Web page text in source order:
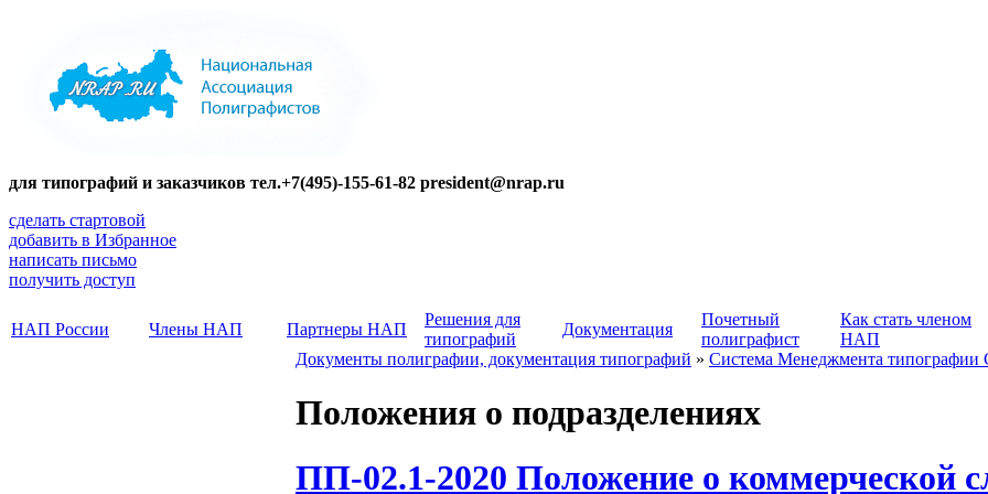
для типографий и заказчиков тел.+7(495)-155-61-82 president@nrap.ru
сделать стартовой
добавить в Избранное
написать письмо
получить доступ
НАП России Члены НАП Партнеры НАП
Решения для
типографий
Документация
Почетный
полиграфист
Как стать членом
НАП
Документы полиграфии, документация типографий » Система Менеджмента
Положения о подразделениях
ПП-02.1-2020 Положение о коммерческой